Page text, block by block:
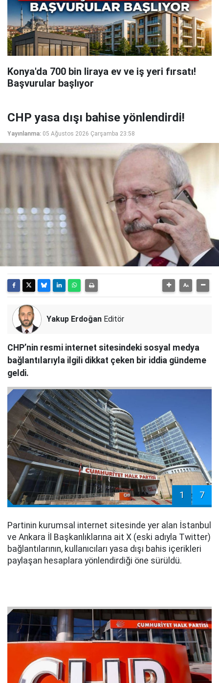
Konya'da 700 bin liraya ev ve iş yeri fırsatı!
Başvurular başlıyor
CHP yasa dışı bahise yönlendirdi!
Yayınlanma: 05 Ağustos 2026 Çarşamba 23:58
Yakup Erdoğan Editör
CHP’nin resmi internet sitesindeki sosyal medya
bağlantılarıyla ilgili dikkat çeken bir iddia gündeme
geldi.
1 7
Partinin kurumsal internet sitesinde yer alan İstanbul
ve Ankara İl Başkanlıklarına ait X (eski adıyla Twitter)
bağlantılarının, kullanıcıları yasa dışı bahis içerikleri
paylaşan hesaplara yönlendirdiği öne sürüldü.